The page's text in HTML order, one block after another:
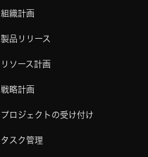
組織計画
製品リリース
リソース計画
戦略計画
プロジェクトの受け付け
タスク管理